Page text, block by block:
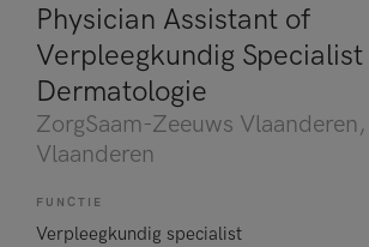
Physician Assistant of
Verpleegkundig Specialist
Dermatologie
ZorgSaam-Zeeuws Vlaanderen
Vlaanderen
FUNCTIE
Verpleegkundig specialist